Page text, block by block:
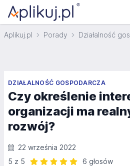
Aplikuj.pl Porady Działalność
DZIAŁALNOŚĆ GOSPODARCZA
Czy określenie
organizacji ma
rozwój?
22 września 2022
5 z 5
6 głosów